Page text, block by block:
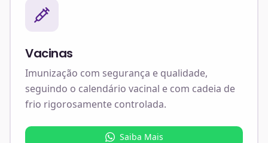
Vacinas
Imunização com segurança e qualidade,
seguindo o calendário vacinal e com cadeia de
frio rigorosamente controlada.
Saiba Mais